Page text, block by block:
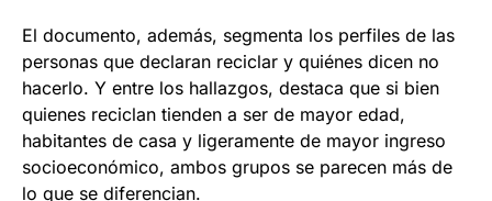
El documento, además, segmenta los perfiles de las
personas que declaran reciclar y quiénes dicen no
hacerlo. Y entre los hallazgos, destaca que si bien
quienes reciclan tienden a ser de mayor edad,
habitantes de casa y ligeramente de mayor ingreso
socioeconómico, ambos grupos se parecen más de
lo que se diferencian.